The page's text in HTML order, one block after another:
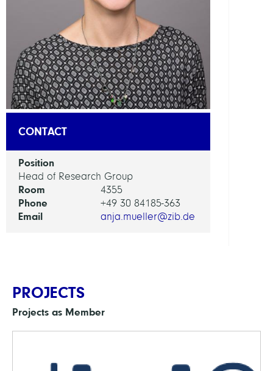
CONTACT
Position
Head of Research Group
Room 4355
Phone +49 30 84185-363
Email anja.mueller@zib.de
PROJECTS
Projects as Member